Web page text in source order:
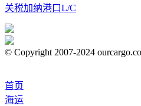
关税加纳港口L/C
© Copyright 2007-2024
首页
海运